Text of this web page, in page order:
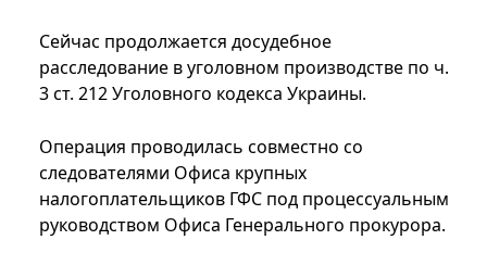
Сейчас продолжается досудебное
расследование в уголовном производстве по ч.
3 ст. 212 Уголовного кодекса Украины.
Операция проводилась совместно со
следователями Офиса крупных
налогоплательщиков ГФС под процессуальным
руководством Офиса Генерального прокурора.